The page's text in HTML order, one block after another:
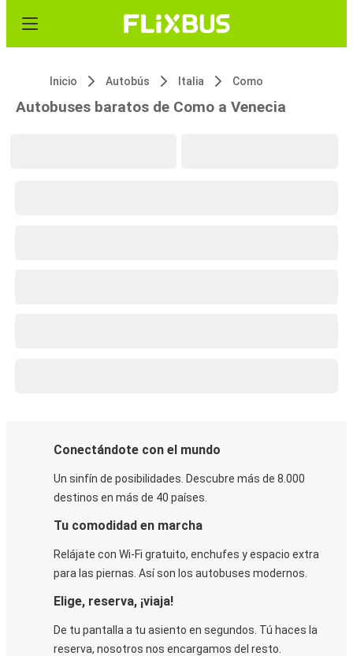
Inicio Autobús Italia Como
Autobuses baratos de Como a Venecia
Conectándote con el mundo
Un sinfín de posibilidades. Descubre más de 8.000
destinos en más de 40 países.
Tu comodidad en marcha
Relájate con Wi-Fi gratuito, enchufes y espacio extra
para las piernas. Así son los autobuses modernos.
Elige, reserva, ¡viaja!
De tu pantalla a tu asiento en segundos. Tú haces la
reserva, nosotros nos encargamos del resto.